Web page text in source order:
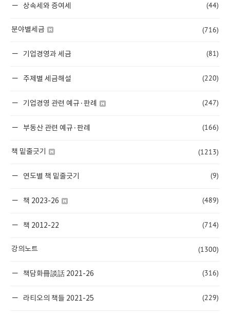
상속세와 증여세 (44)
분야별세금 (716)
기업경영과 세금 (81)
주제별 세금해설 (220)
기업경영 관련 예규·판례 (247)
부동산 관련 예규·판례 (166)
책 밑줄긋기 (1213)
연도별 책 밑줄긋기 (9)
책 2023-26 (489)
책 2012-22 (714)
강의노트 (1300)
책담화冊談話 2021-26 (316)
라티오의 책들 2021-25 (229)